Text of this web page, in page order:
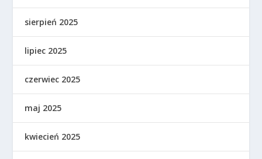
sierpień 2025
lipiec 2025
czerwiec 2025
maj 2025
kwiecień 2025